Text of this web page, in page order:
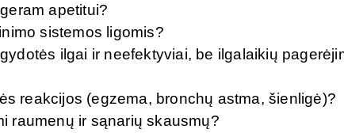
apetitui?
sistemos ligomis?
ilgai ir neefektyviai, be ilgalaikių
reakcijos (egzema, bronchų astma, šienligė)?
raumenų ir sąnarių skausmų?